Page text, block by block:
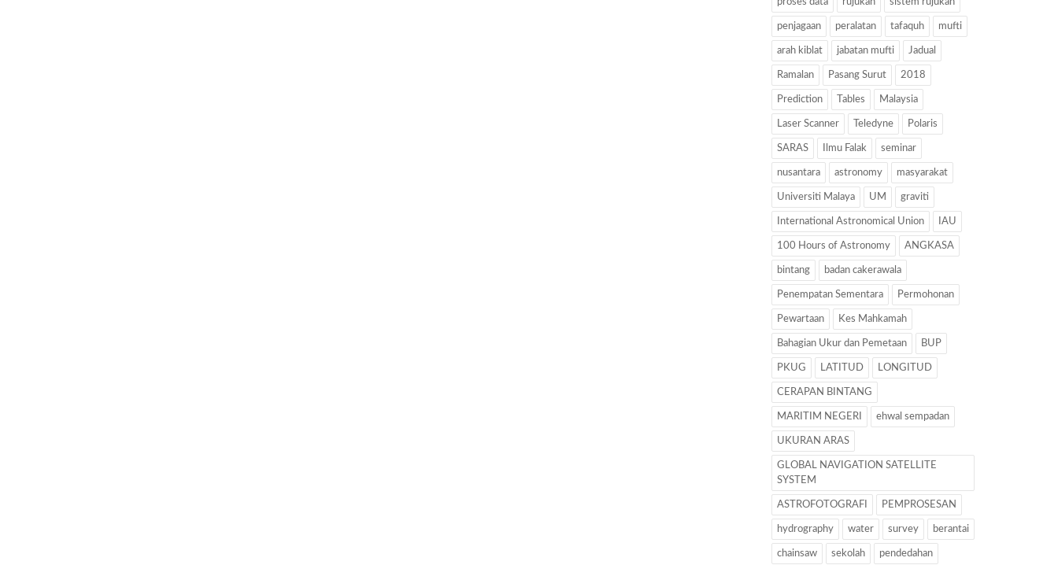
penjagaan peralatan tafaquh mufti
arah kiblat jabatan mufti Jadual
Ramalan Pasang Surut 2018
Prediction Tables Malaysia
Laser Scanner Teledyne Polaris
SARAS Ilmu Falak seminar
nusantara astronomy masyarakat
Universiti Malaya UM graviti
International Astronomical Union IAU
100 Hours of Astronomy ANGKASA
bintang badan cakerawala
Penempatan Sementara Permohonan
Pewartaan Kes Mahkamah
Bahagian Ukur dan Pemetaan BUP
PKUG LATITUD LONGITUD
CERAPAN BINTANG
MARITIM NEGERI ehwal sempadan
UKURAN ARAS
GLOBAL NAVIGATION SATELLITE
SYSTEM
ASTROFOTOGRAFI PEMPROSESAN
hydrography water survey berantai
chainsaw sekolah pendedahan